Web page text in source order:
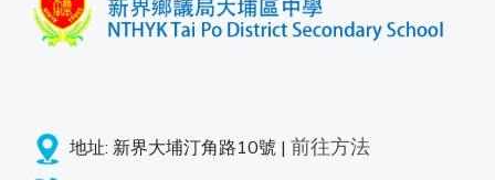
地址: 新界大埔汀角路10號 | 前往方法